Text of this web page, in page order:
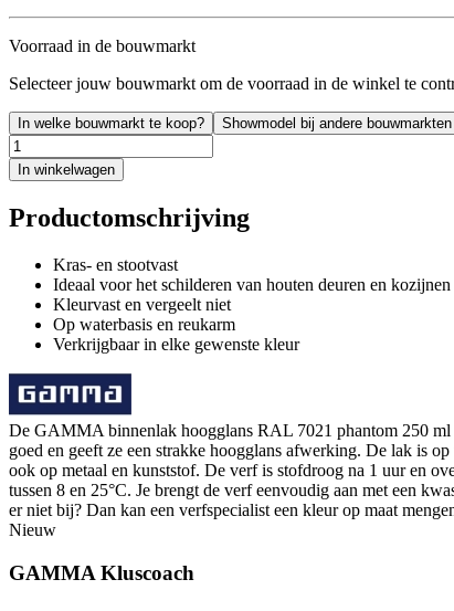
Voorraad in de bouwmarkt
Selecteer jouw bouwmarkt om de voorraad in de winkel te
In welke bouwmarkt te koop? Showmodel bij andere bouwmarkten
In winkelwagen
Productomschrijving
Kras- en stootvast
Ideaal voor het schilderen van houten deuren en kozijnen
Kleurvast en vergeelt niet
Op waterbasis en reukarm
Verkrijgbaar in elke gewenste kleur
De GAMMA binnenlak hoogglans RAL 7021 phantom 250 ml
goed en geeft ze een strakke hoogglans afwerking. De lak is
ook op metaal en kunststof. De verf is stofdroog na 1 uur en
tussen 8 en 25°C. Je brengt de verf eenvoudig aan met een
er niet bij? Dan kan een verfspecialist een kleur op maat
Nieuw
GAMMA Kluscoach